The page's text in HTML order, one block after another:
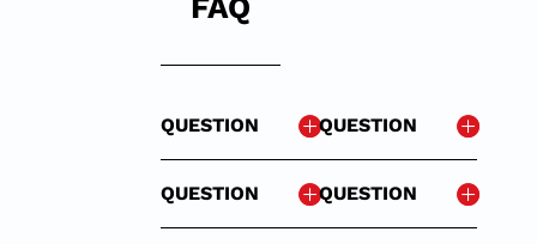
FAQ
QUESTION
QUESTION
QUESTION
QUESTION